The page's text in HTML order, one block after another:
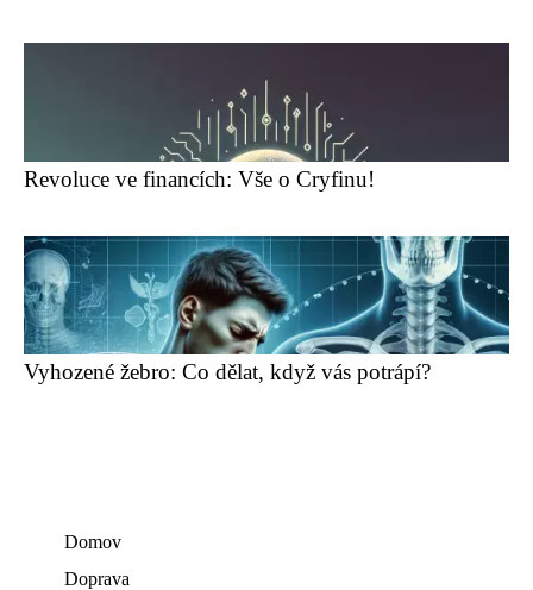
Revoluce ve financích: Vše o Cryfinu!
Vyhozené žebro: Co dělat, když vás potrápí?
Domov
Doprava